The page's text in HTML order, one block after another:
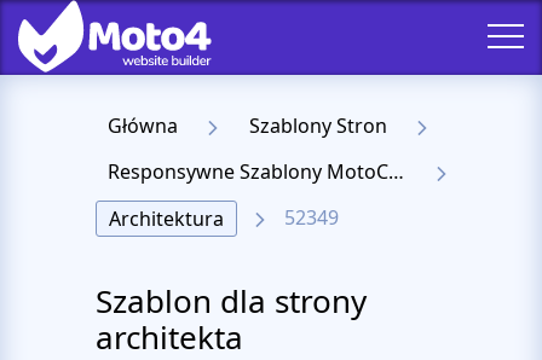
Główna
Szablony Stron
Responsywne Szablony MotoCMS 3
Architektura
52349
Szablon dla strony
architekta